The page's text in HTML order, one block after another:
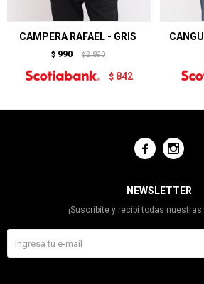
CAMPERA RAFAEL - GRIS
$ 990 $ 2.890
$ 842
 
NEWSLETTER
¡Suscribite y recibí todas